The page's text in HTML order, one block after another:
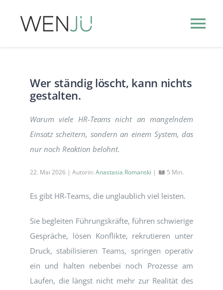
HR-EVENTS NEW
Wer ständig löscht, kann nichts
gestalten.
Warum viele HR-Teams nicht an mangelndem
Einsatz scheitern, sondern an einem System, das
nur noch Reaktion belohnt.
22. Mai 2026 | Autorin: Anastasia Romanski | 5 Min.
Es gibt HR-Teams, die unglaublich viel leisten.
Sie begleiten Führungskräfte, führen schwierige
Gespräche, lösen Konflikte, rekrutieren unter
Druck, stabilisieren Teams, springen operativ
ein und halten nebenbei noch Prozesse am
Laufen, die längst nicht mehr zur Realität des